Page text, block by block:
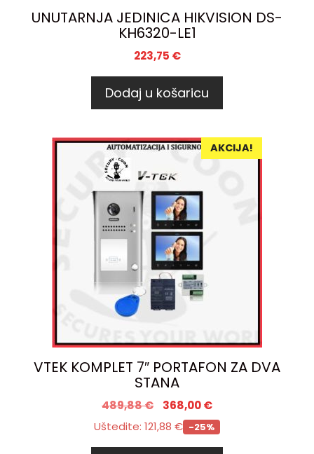
UNUTARNJA JEDINICA HIKVISION DS-
KH6320-LE1
223,75 €
Dodaj u košaricu
AKCIJA!
VTEK KOMPLET 7″ PORTAFON ZA DVA
STANA
489,88€ 368,00€
Uštedite: 121,88 € -25%